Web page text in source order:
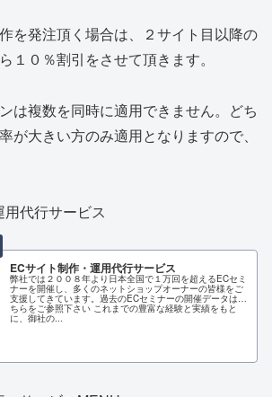
を発注頂く場合は、２サイト目以降の
１０％割引をさせて頂きます。
は複数を同時に適用できません。どち
が大きい方のみ適用となりますので、
代行サービス
ECサイト制作・運用代行サービス
弊社では２００８年より日本全国で１万回を超えるECセミ
ナーを開催し、多くのネットショップオーナーの皆様をご
支援してきています。過去のECセミナーの開催データはこ
ちらをご参照下さい これまでの豊富な経験と実績をもと
に、御社の...